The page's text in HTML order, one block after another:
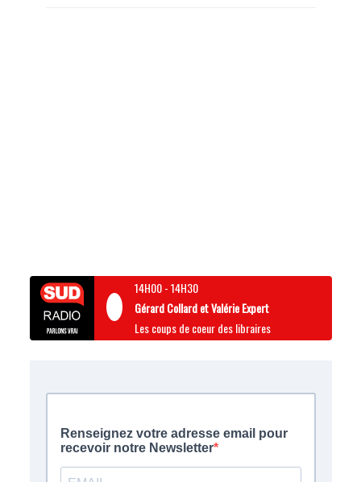
14H00-14H30
Gérard Collard et Valérie Expert
Les coups de coeur des libraires